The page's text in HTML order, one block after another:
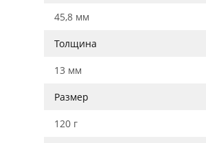
45,8 мм
Толщина
13 мм
Размер
120 г